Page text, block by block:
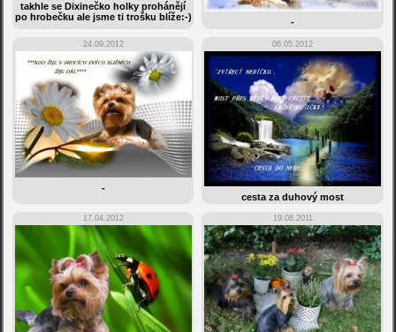
takhle se Dixinečko holky prohánějí
po hrobečku ale jsme ti trošku blíže:-)
-
24.09.2012
-
06.05.2012
cesta za duhový most
17.04.2012 19.08.2011